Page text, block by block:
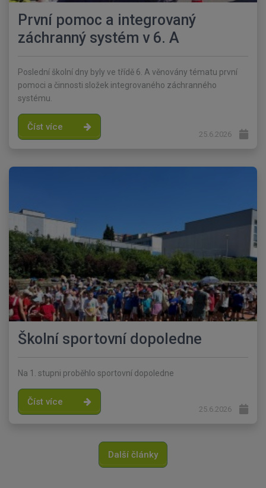
První pomoc a integrovaný
záchranný systém v 6. A
Poslední školní dny byly ve třídě 6. A věnovány tématu první
pomoci a činnosti složek integrovaného záchranného
systému.
Číst více
25.6.2026
Školní sportovní dopoledne
Na 1. stupni proběhlo sportovní dopoledne
Číst více
25.6.2026
Další články